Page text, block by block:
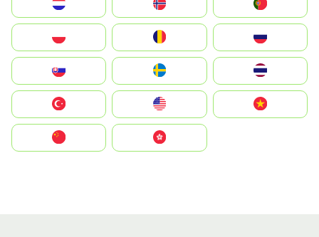
United States
中國香港特別行政區